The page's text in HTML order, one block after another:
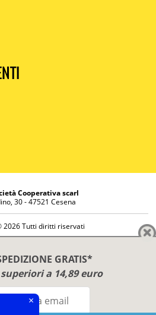
GRATIS*
a 14,89 euro
Cooperativa scarl
30 - 47521 Cesena
2026 Tutti diritti riservati
Diritto di reso
Disclaimer
Privacy Policy
×